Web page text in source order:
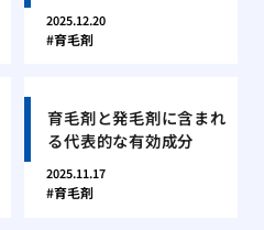
2025.12.20
育毛剤
育毛剤と発毛剤に含まれ
る代表的な有効成分
2025.11.17
育毛剤